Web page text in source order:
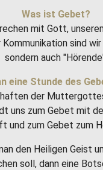
Was ist Gebet?
mit Gott,
sind
sondern auch
eine Stunde des
der
uns zum Gebet mit
und zum Gebet zum
den Heiligen Geist
soll, dann eine